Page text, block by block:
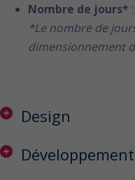
Nombre de jours*
*Le nombre de
dimensionnement
Design
Développement